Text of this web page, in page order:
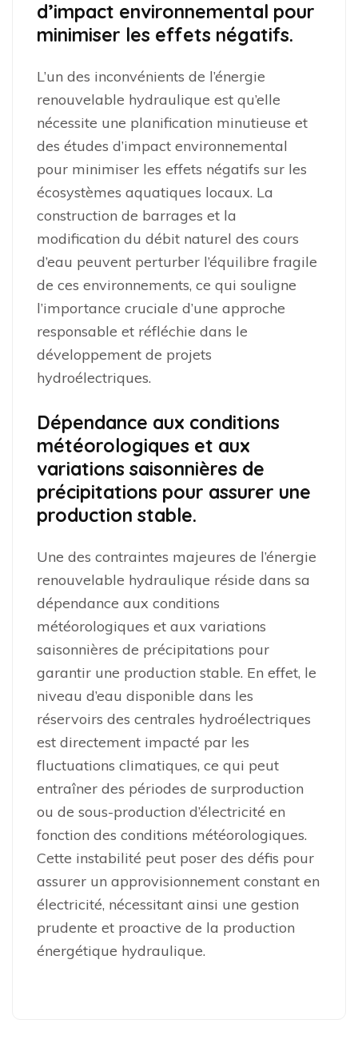
d’impact environnemental pour
minimiser les effets négatifs.
L’un des inconvénients de l’énergie
renouvelable hydraulique est qu’elle
nécessite une planification minutieuse et
des études d’impact environnemental
pour minimiser les effets négatifs sur les
écosystèmes aquatiques locaux. La
construction de barrages et la
modification du débit naturel des cours
d’eau peuvent perturber l’équilibre fragile
de ces environnements, ce qui souligne
l’importance cruciale d’une approche
responsable et réfléchie dans le
développement de projets
hydroélectriques.
Dépendance aux conditions
météorologiques et aux
variations saisonnières de
précipitations pour assurer une
production stable.
Une des contraintes majeures de l’énergie
renouvelable hydraulique réside dans sa
dépendance aux conditions
météorologiques et aux variations
saisonnières de précipitations pour
garantir une production stable. En effet, le
niveau d’eau disponible dans les
réservoirs des centrales hydroélectriques
est directement impacté par les
fluctuations climatiques, ce qui peut
entraîner des périodes de surproduction
ou de sous-production d’électricité en
fonction des conditions météorologiques.
Cette instabilité peut poser des défis pour
assurer un approvisionnement constant en
électricité, nécessitant ainsi une gestion
prudente et proactive de la production
énergétique hydraulique.